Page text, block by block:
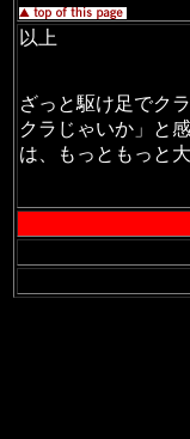
以上
ざっと駆け足でク
クラじゃいか」と
は、もっともっと